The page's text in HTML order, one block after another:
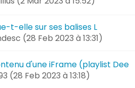
t-elle sur ses balises L
(28 Feb 2023 à 13:31)
d'une iFrame (playlist Dee
(28 Feb 2023 à 13:18)